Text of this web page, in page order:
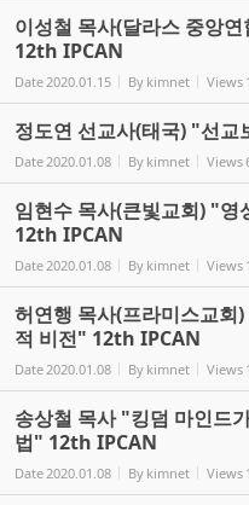
이성철 목사(달라스 중앙
12th IPCAN
Date2020.01.15 By kimnet Views
정도연 선교사(태국) "선
Date2020.01.08 By kimnet Views
임현수 목사(큰빛교회) "영
12th IPCAN
Date2020.01.08 By kimnet Views
허연행 목사(프라미스교회
적 비전" 12th IPCAN
Date2020.01.08 By kimnet Views
송상철 목사 "킹덤 마인드
법" 12th IPCAN
Date2020.01.08 By kimnet Views